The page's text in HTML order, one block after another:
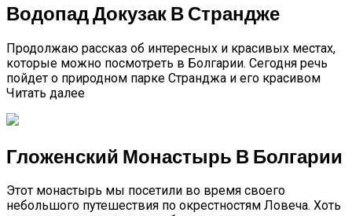
Водопад Докузак В Страндже
Продолжаю рассказ об интересных и красивых местах,
которые можно посмотреть в Болгарии. Сегодня речь
пойдет о природном парке Странджа и его красивом
Читать далее
Гложенский Монастырь В Болгарии
Этот монастырь мы посетили во время своего
небольшого путешествия по окрестностям Ловеча. Хоть